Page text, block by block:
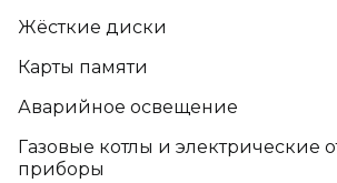
Жёсткие диски
Карты памяти
Аварийное освещение
Газовые котлы и электрические
приборы